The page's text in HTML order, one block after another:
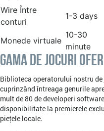
Wire Între
conturi
1-3 days
Monede virtuale
10-30
minute
Gama de Jocuri
Biblioteca operatorului nostru
cuprinzând întreaga genurile
mult de 80 de developeri
disponibilitate la premierele
piețele locale.